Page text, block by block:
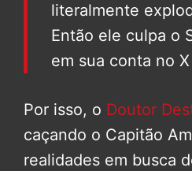
literalmente
Então ele culpa o
em sua conta no
Por isso, o Doutor
caçando o Capitão
realidades em busca